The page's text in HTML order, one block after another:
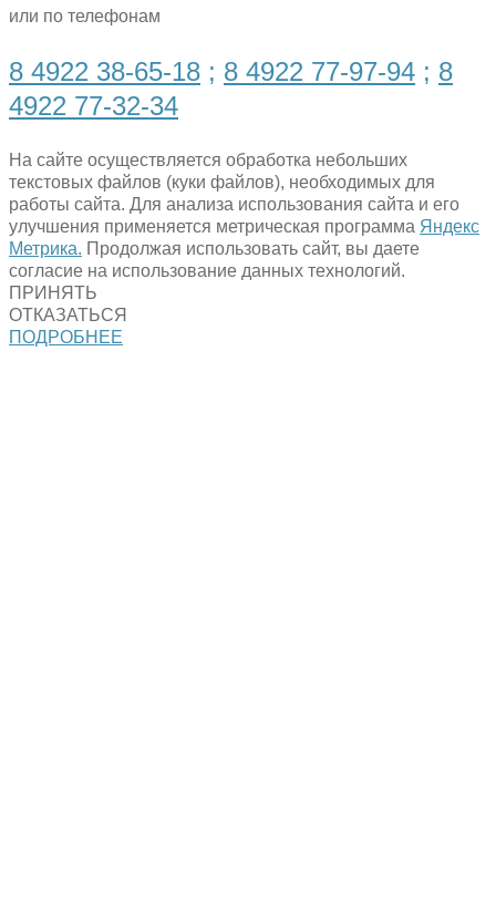
или по телефонам
8 4922 38-65-18 ; 8 4922 77-97-94 ; 8
4922 77-32-34
На сайте осуществляется обработка небольших
текстовых файлов (куки файлов), необходимых для
работы сайта. Для анализа использования сайта и его
улучшения применяется метрическая программа Яндекс
Метрика. Продолжая использовать сайт, вы даете
согласие на использование данных технологий.
ПРИНЯТЬ
ОТКАЗАТЬСЯ
ПОДРОБНЕЕ